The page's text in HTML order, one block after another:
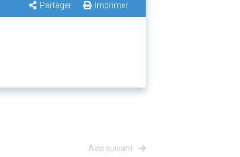
Partager Imprimer
Avis suivant